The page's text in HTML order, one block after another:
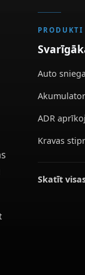
PRODUKTI
Auto
ADR
Kravas
Skatīt